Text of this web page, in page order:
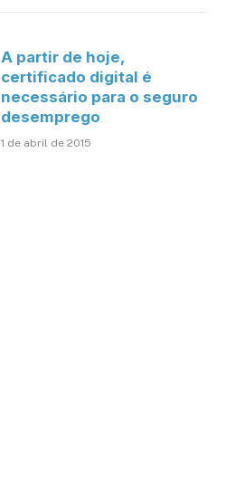
A partir de hoje,
certificado digital é
necessário para o seguro
desemprego
1 de abril de 2015